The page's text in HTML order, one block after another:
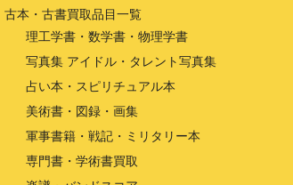
古本・古書買取品目一覧
理工学書・数学書・物理学書
写真集 アイドル・タレント写真集
占い本・スピリチュアル本
美術書・図録・画集
軍事書籍・戦記・ミリタリー本
専門書・学術書買取